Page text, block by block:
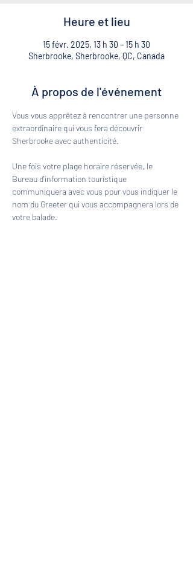
Heure et lieu
15 févr. 2025, 13 h 30 – 15 h 30
Sherbrooke, Sherbrooke, QC, Canada
À propos de l'événement
Vous vous apprêtez à rencontrer une personne
extraordinaire qui vous fera découvrir
Sherbrooke avec authenticité.
Une fois votre plage horaire réservée, le
Bureau d'information touristique
communiquera avec vous pour vous indiquer le
nom du Greeter qui vous accompagnera lors de
votre balade.